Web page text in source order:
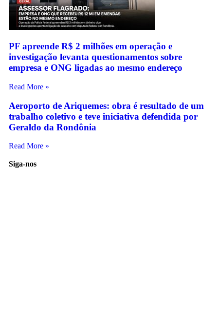
PF apreende R$ 2 milhões em operação e
investigação levanta questionamentos sobre
empresa e ONG ligadas ao mesmo endereço
Read More »
Aeroporto de Ariquemes: obra é resultado de um
trabalho coletivo e teve iniciativa defendida por
Geraldo da Rondônia
Read More »
Siga-nos